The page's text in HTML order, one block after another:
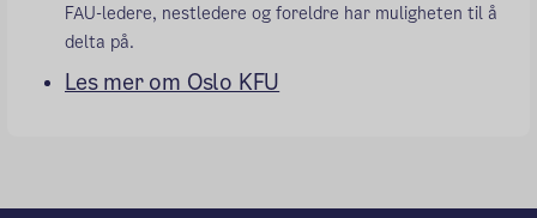
FAU-ledere, nestledere og foreldre har muligheten til å
delta på.
Les mer om Oslo KFU